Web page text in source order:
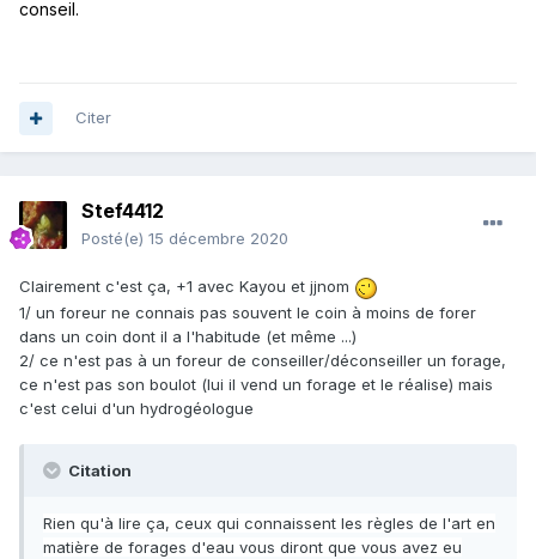
conseil.
Citer
Stef4412
Posté(e) 15 décembre 2020
Clairement c'est ça, +1 avec Kayou et jjnom
1/ un foreur ne connais pas souvent le coin à moins de forer
dans un coin dont il a l'habitude (et même ...)
2/ ce n'est pas à un foreur de conseiller/déconseiller un forage,
ce n'est pas son boulot (lui il vend un forage et le réalise) mais
c'est celui d'un hydrogéologue
Citation
Rien qu'à lire ça, ceux qui connaissent les règles de l'art en
matière de forages d'eau vous diront que vous avez eu